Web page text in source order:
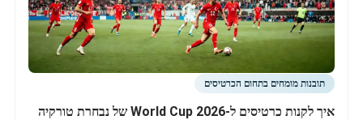
תובנות מומחים בתחום הכרטיסים
איך לקנות כרטיסים ל-World Cup 2026 של נבחרת טורקיה